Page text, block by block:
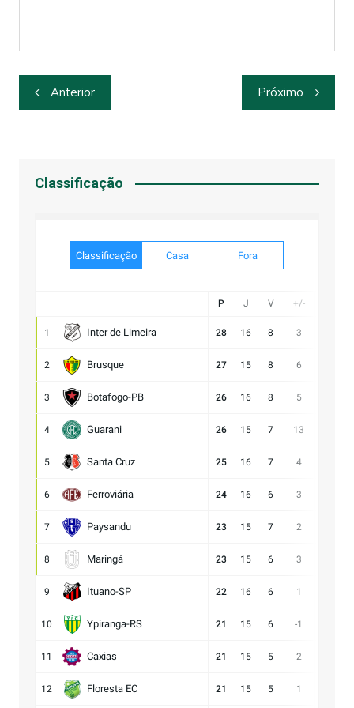
Navegação
de
Anterior Próximo
Classificação
Classificação Casa Fora
P J V +/-
1 Inter de Limeira 28 16 8 3
2 Brusque 27 15 8 6
3 Botafogo-PB 26 16 8 5
4 Guarani 26 15 7 13
5 Santa Cruz 25 16 7 4
6 Ferroviária 24 16 6 3
7 Paysandu 23 15 7 2
8 Maringá 23 15 6 3
9 Ituano-SP 22 16 6 1
10 Ypiranga-RS 21 15 6 -1
11 Caxias 21 15 5 2
12 Floresta EC 21 15 5 1